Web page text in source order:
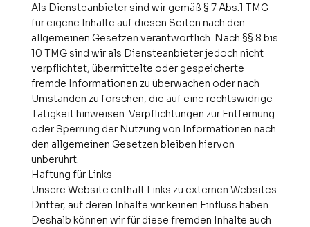
Als Diensteanbieter sind wir gemäß § 7 Abs.1 TMG
für eigene Inhalte auf diesen Seiten nach den
allgemeinen Gesetzen verantwortlich. Nach §§ 8 bis
10 TMG sind wir als Diensteanbieter jedoch nicht
verpflichtet, übermittelte oder gespeicherte
fremde Informationen zu überwachen oder nach
Umständen zu forschen, die auf eine rechtswidrige
Tätigkeit hinweisen. Verpflichtungen zur Entfernung
oder Sperrung der Nutzung von Informationen nach
den allgemeinen Gesetzen bleiben hiervon
unberührt.
Haftung für Links
Unsere Website enthält Links zu externen Websites
Dritter, auf deren Inhalte wir keinen Einfluss haben.
Deshalb können wir für diese fremden Inhalte auch